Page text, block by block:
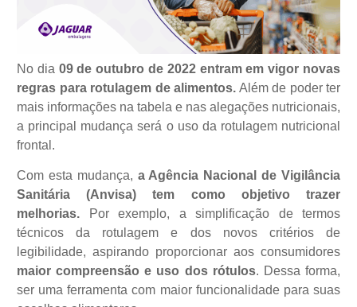
No dia 09 de outubro de 2022 entram em vigor novas
regras para rotulagem de alimentos. Além de poder ter
mais informações na tabela e nas alegações nutricionais,
a principal mudança será o uso da rotulagem nutricional
frontal.
Com esta mudança, a Agência Nacional de Vigilância
Sanitária (Anvisa) tem como objetivo trazer
melhorias. Por exemplo, a simplificação de termos
técnicos da rotulagem e dos novos critérios de
legibilidade, aspirando proporcionar aos consumidores
maior compreensão e uso dos rótulos. Dessa forma,
ser uma ferramenta com maior funcionalidade para suas